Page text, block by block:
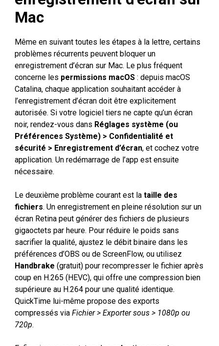
Mac
Même en suivant toutes les étapes à la lettre, certains
problèmes récurrents peuvent bloquer un
enregistrement d’écran sur Mac. Le plus fréquent
concerne les permissions macOS : depuis macOS
Catalina, chaque application souhaitant accéder à
l’enregistrement d’écran doit être explicitement
autorisée. Si votre logiciel tiers ne capte qu’un écran
noir, rendez-vous dans Réglages système (ou
Préférences Système) > Confidentialité et
sécurité > Enregistrement d’écran, et cochez votre
application. Un redémarrage de l’app est ensuite
nécessaire.
Le deuxième problème courant est la taille des
fichiers. Un enregistrement en pleine résolution sur un
écran Retina peut générer des fichiers de plusieurs
gigaoctets par heure. Pour réduire le poids sans
sacrifier la qualité, ajustez le débit binaire dans les
préférences d’OBS ou de ScreenFlow, ou utilisez
Handbrake (gratuit) pour recompresser le fichier après
coup en H.265 (HEVC), qui offre une compression bien
supérieure au H.264 pour une qualité identique.
QuickTime lui-même propose des exports
compressés via Fichier > Exporter sous > 1080p ou
720p.